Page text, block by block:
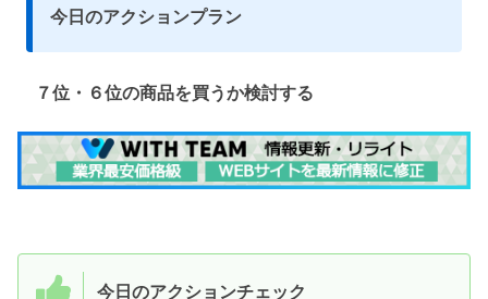
今日のアクションプラン
７位・６位の商品を買うか検討する
今日のアクションチェック